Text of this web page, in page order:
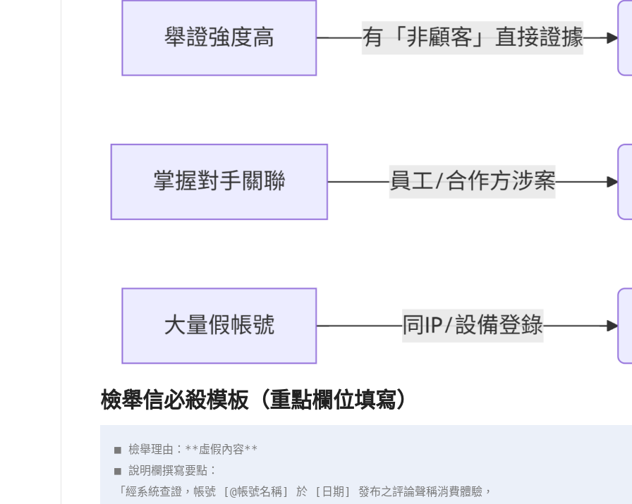
檢舉信必殺模板（重點欄位填寫）
■ 檢舉理由：**虛假內容**
■ 說明欄撰寫要點：
「經系統查證，帳號 [@帳號名稱] 於 [日期] 發布之評論聲稱消費體驗，